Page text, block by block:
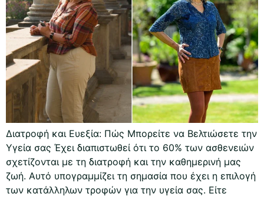
Διατροφή και Ευεξία: Πώς Μπορείτε να Βελτιώσετε την
Υγεία σας Έχει διαπιστωθεί ότι το 60% των ασθενειών
σχετίζονται με τη διατροφή και την καθημερινή μας
ζωή. Αυτό υπογραμμίζει τη σημασία που έχει η επιλογή
των κατάλληλων τροφών για την υγεία σας. Είτε